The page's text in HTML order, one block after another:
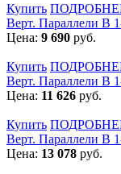
Купить
Верт. Параллели В
Цена: 9 690 руб.
Купить
Верт. Параллели В
Цена: 11 626 руб.
Купить
Верт. Параллели В
Цена: 13 078 руб.